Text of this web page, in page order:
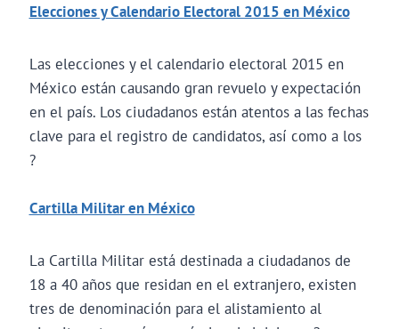
Elecciones y Calendario Electoral 2015 en México
Las elecciones y el calendario electoral 2015 en
México están causando gran revuelo y expectación
en el país. Los ciudadanos están atentos a las fechas
clave para el registro de candidatos, así como a los
?
Cartilla Militar en México
La Cartilla Militar está destinada a ciudadanos de
18 a 40 años que residan en el extranjero, existen
tres de denominación para el alistamiento al